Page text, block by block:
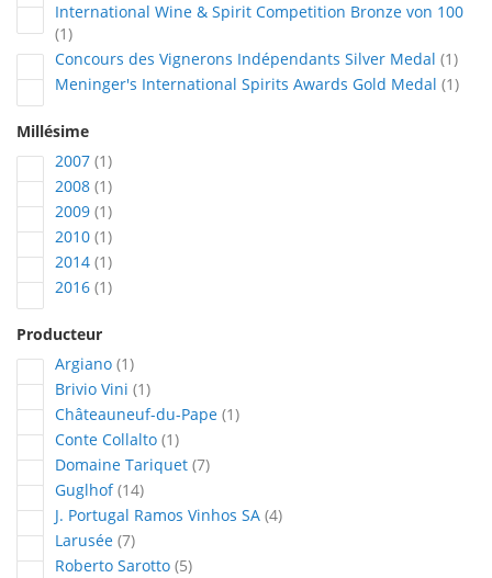
International Wine & Spirit Competition Bronze von 100
1article
Concours des Vignerons Indépendants Silver Medal 1
Meninger's International Spirits Awards Gold Medal 1
Millésime
2007 1article
2008 1article
2009 1article
2010 1article
2014 1article
2016 1article
Producteur
Argiano 1article
Brivio Vini 1article
Châteauneuf-du-Pape 1article
Conte Collalto 1article
Domaine Tariquet 7articles
Guglhof 14articles
J. Portugal Ramos Vinhos SA 4articles
Larusée 7articles
Roberto Sarotto 5articles